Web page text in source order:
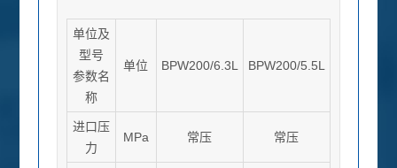
单位及
型号
参数名
称
单位 BPW200/6.3L BPW200/5.5L
进口压
力
MPa 常压 常压